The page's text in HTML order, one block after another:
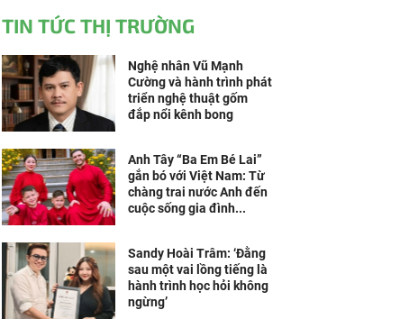
TIN TỨC THỊ TRƯỜNG
Nghệ nhân Vũ Mạnh
Cường và hành trình phát
triển nghệ thuật gốm
đắp nổi kênh bong
Anh Tây “Ba Em Bé Lai”
gắn bó với Việt Nam: Từ
chàng trai nước Anh đến
cuộc sống gia đình...
Sandy Hoài Trâm: ‘Đằng
sau một vai lồng tiếng là
hành trình học hỏi không
ngừng’